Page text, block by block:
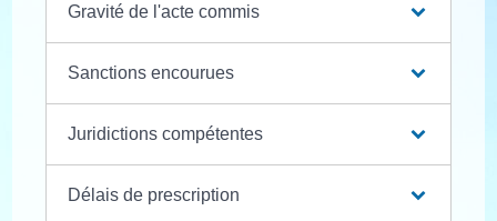
Gravité de l'acte commis
Sanctions encourues
Juridictions compétentes
Délais de prescription